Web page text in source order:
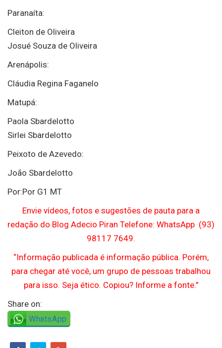
Paranaíta:
Cleiton de Oliveira
Josué Souza de Oliveira
Arenápolis:
Cláudia Regina Faganelo
Matupá:
Paola Sbardelotto
Sirlei Sbardelotto
Peixoto de Azevedo:
João Sbardelotto
Por:Por G1 MT
Envie vídeos, fotos e sugestões de pauta para a
redação do Blog Adecio Piran Telefone: WhatsApp (93)
98117 7649.
“Informação publicada é informação pública. Porém,
para chegar até você, um grupo de pessoas trabalhou
para isso. Seja ético. Copiou? Informe a fonte.”
Share on:
WhatsApp